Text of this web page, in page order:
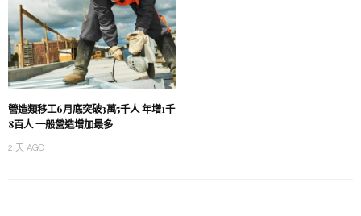
營造類移工6月底突破3萬5千人 年增1千
8百人 一般營造增加最多
2 天 AGO